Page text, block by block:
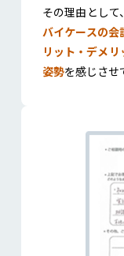
その理由として、
バイケースの
リット・デメ
姿勢を感じさせ